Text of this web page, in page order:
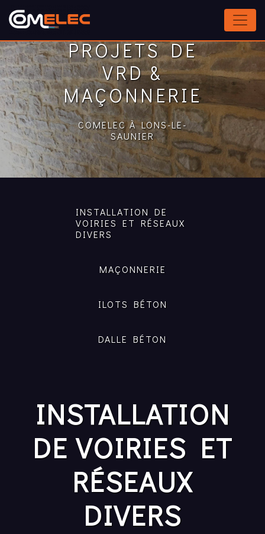
Panneau de gestion des cookies
PROJETS DE
VRD &
MAÇONNERIE
COMELEC À LONS-LE-
SAUNIER
INSTALLATION DE
VOIRIES ET RÉSEAUX
DIVERS
MAÇONNERIE
ILOTS BÉTON
DALLE BÉTON
INSTALLATION
DE VOIRIES ET
RÉSEAUX
DIVERS